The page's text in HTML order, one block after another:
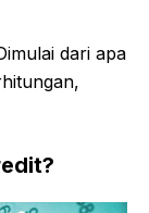
dari apa